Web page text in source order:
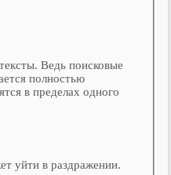
Ведь поисковые
полностью
в пределах одного
уйти в раздражении.